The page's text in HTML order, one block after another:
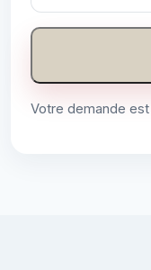
Votre demande est